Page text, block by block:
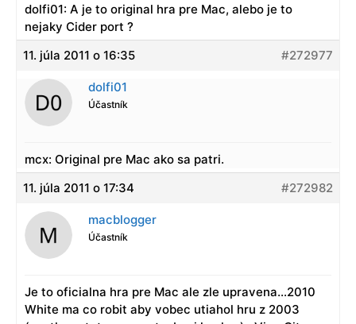
dolfi01: A je to original hra pre Mac, alebo je to
nejaky Cider port ?
11. júla 2011 o 16:35
#272977
dolfi01
Účastník
mcx: Original pre Mac ako sa patri.
11. júla 2011 o 17:34
#272982
macblogger
Účastník
Je to oficialna hra pre Mac ale zle upravena…2010
White ma co robit aby vobec utiahol hru z 2003